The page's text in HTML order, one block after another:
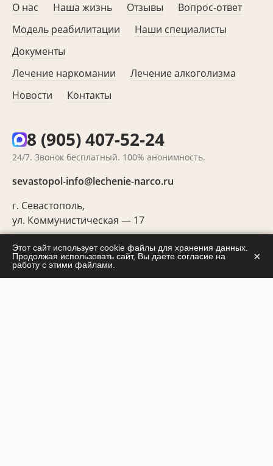
О нас Наша жизнь Отзывы
Вопрос-ответ
Модель реабилитации
Наши специалисты
Документы
Лечение наркомании
Лечение алкоголизма
Новости
Контакты
8 (905) 407-52-24
24/7. Звонок бесплатный. 100% анонимность.
sevastopol-info@lechenie-narco.ru
г. Севастополь,
ул. Коммунистическая — 17
Медицинские услуги оказываются по адресу:
г.Краснодар, улица Базовская, дом 69, офис 6,
Этот сайт использует cookie файлы для хранения данных.
Продолжая использовать сайт, Вы даете согласие на
работу с этими файлами.
×